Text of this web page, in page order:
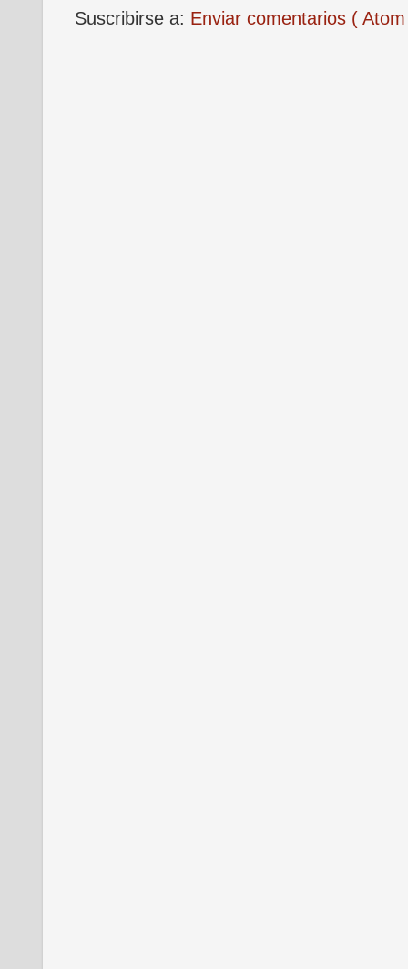
Suscribirse a: Enviar comentarios (